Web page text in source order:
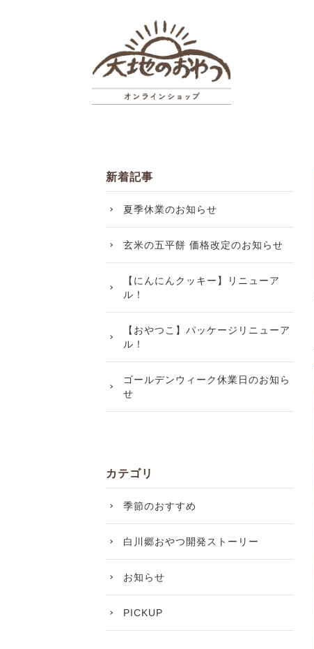
新着記事
夏季休業のお知らせ
玄米の五平餅 価格改定のお知らせ
【にんにんクッキー】リニューア
ル！
【おやつこ】パッケージリニューア
ル！
ゴールデンウィーク休業日のお知ら
せ
カテゴリ
季節のおすすめ
白川郷おやつ開発ストーリー
お知らせ
PICKUP